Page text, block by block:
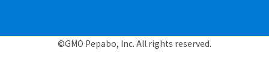
©GMO Pepabo, Inc. All rights reserved.